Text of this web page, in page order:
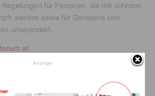
Regelungen für Personen, die mit Johnson
werden sowie für Genesene und
unverändert.
Corona-Taskforce
Anzeige